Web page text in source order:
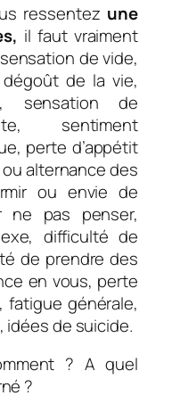
ressentez une
il faut vraiment
de vide,
de la vie,
sensation de
sentiment
perte d’appétit
alternance des
ou envie de
ne pas penser,
difficulté de
de prendre des
en vous, perte
fatigue générale,
idées de suicide.
? A quel
?